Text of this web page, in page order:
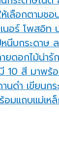
เลือกตามชอ
นอร์ โพสอิ
บกระดาษ
ยดอกไม้น่า
10 สี มาพร้
นดำ เขียนก
มแถบแม่เห